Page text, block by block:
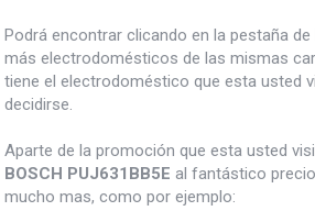
Podrá encontrar clicando en la pestaña
más electrodomésticos de las mismas
tiene el electrodoméstico que esta usted
decidirse.
Aparte de la promoción que esta usted
BOSCH PUJ631BB5E al fantástico
mucho mas, como por ejemplo: